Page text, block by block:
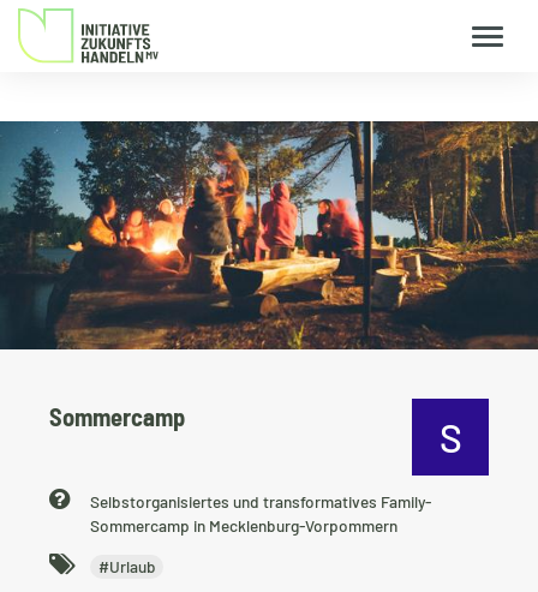
S
Sommercamp
Kurzbeschreibung
Selbstorganisiertes und transformatives Family-
Sommercamp in Mecklenburg-Vorpommern
Schlagworte
#Urlaub